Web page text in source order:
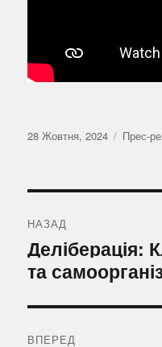
Оприлюднено
28 Жовтня, 2024 Прес-
записів
НАЗАД
Попередній
запис:
Деліберація:
та
ВПЕРЕД